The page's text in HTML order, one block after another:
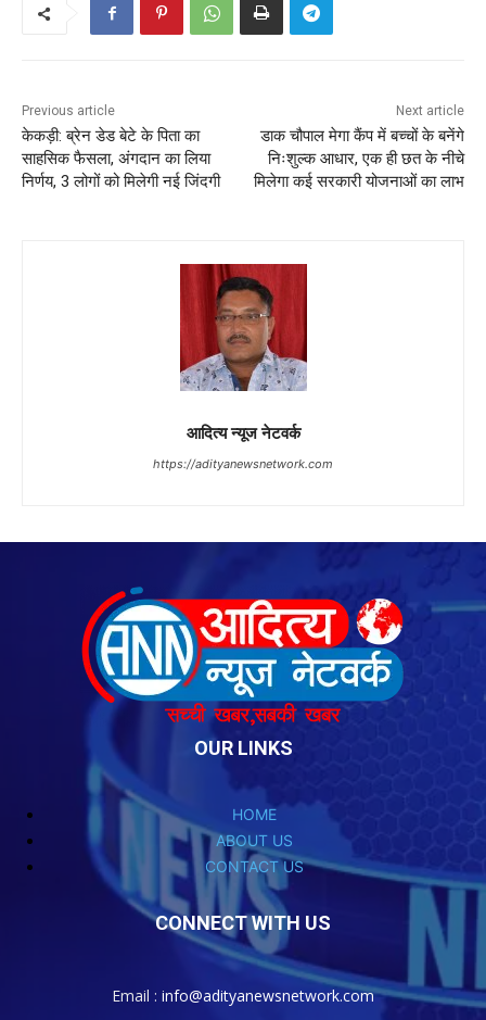
OUR LINKS
HOME
ABOUT US
CONTACT US
CONNECT WITH US
Email : info@adityanewsnetwork.com